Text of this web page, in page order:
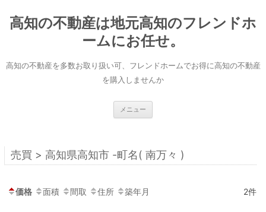
テ
ン
キ
ッ
高知の不動産は地元高知のフレンドホ
ームにお任せ。
高知の不動産を多数お取り扱い可、フレンドホームでお得に高知の不動産
を購入しませんか
メニュー
売買 > 高知県高知市 -町名( 南万々 )
価格 面積 間取 住所 築年月 2件